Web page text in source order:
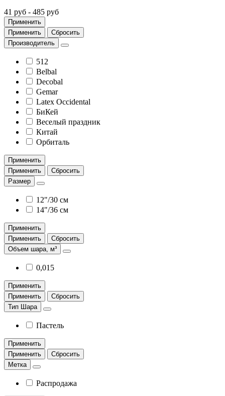
41 руб - 485 руб
Применить
Применить
Сбросить
Производитель
512
Belbal
Decobal
Gemar
Latex Occidental
БиКей
Веселый праздник
Китай
Орбиталь
Применить
Применить
Сбросить
Размер
12"/30 см
14"/36 см
Применить
Применить
Сбросить
Объем шара, м³
0,015
Применить
Применить
Сбросить
Тип Шара
Пастель
Применить
Применить
Сбросить
Метка
Распродажа